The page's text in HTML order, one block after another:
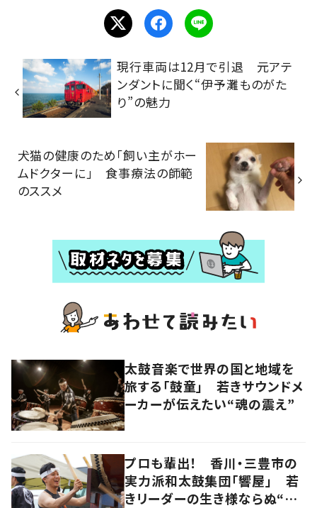
現行車両は12月で引退 元アテ
ンダントに聞く“伊予灘ものがた
り”の魅力
犬猫の健康のため「飼い主がホー
ムドクターに」 食事療法の師範
のススメ
太鼓音楽で世界の国と地域を
旅する「鼓童」 若きサウンドメ
ーカーが伝えたい“魂の震え”
プロも輩出！ 香川・三豊市の
実力派和太鼓集団「響屋」 若
きリーダーの生き様ならぬ“打